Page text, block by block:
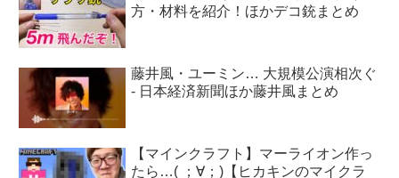
方・材料を紹介！ほかデコ銃まとめ
藤井風・ユーミン… 大規模公演相次ぐ
- 日本経済新聞ほか藤井風まとめ
【マインクラフト】マーライオン作っ
たら…( ；∀；)【ヒカキンのマイクラ